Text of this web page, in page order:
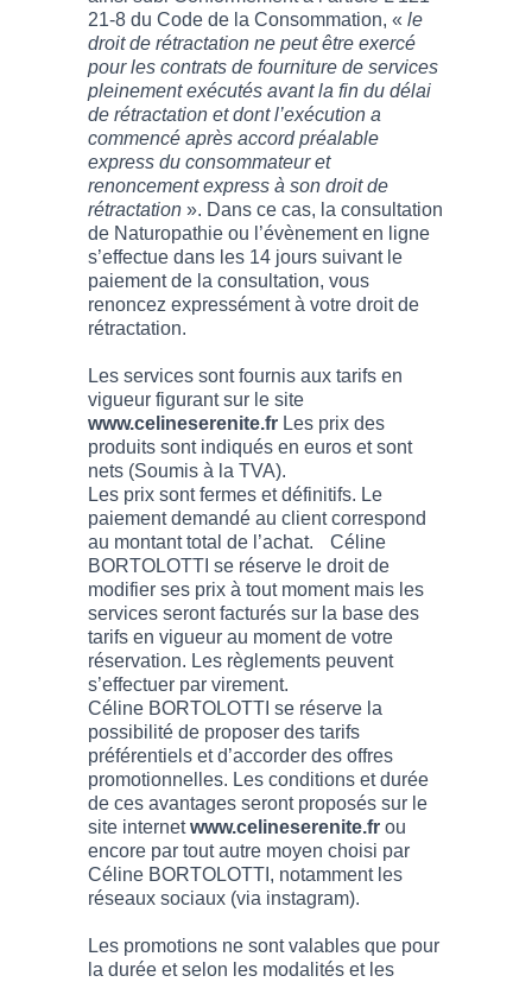
21-8 du Code de la Consommation, «le
droit de rétractation ne peut être exercé
pour les contrats de fourniture de services
pleinement exécutés avant la fin du délai
de rétractation et dont l’exécution a
commencé après accord préalable
express du consommateur et
renoncement express à son droit de
rétractation». Dans ce cas, la consultation
de Naturopathie ou l’évènement en ligne
s’effectue dans les 14 jours suivant le
paiement de la consultation, vous
renoncez expressément à votre droit de
rétractation.
Les services sont fournis aux tarifs en
vigueur figurant sur le site
www.celineserenite.fr Les prix des
produits sont indiqués en euros et sont
nets (Soumis à la TVA).
Les prix sont fermes et définitifs. Le
paiement demandé au client correspond
au montant total de l’achat. Céline
BORTOLOTTI se réserve le droit de
modifier ses prix à tout moment mais les
services seront facturés sur la base des
tarifs en vigueur au moment de votre
réservation. Les règlements peuvent
s’effectuer par virement.
Céline BORTOLOTTI se réserve la
possibilité de proposer des tarifs
préférentiels et d’accorder des offres
promotionnelles. Les conditions et durée
de ces avantages seront proposés sur le
site internetwww.celineserenite.fr ou
encore par tout autre moyen choisi par
Céline BORTOLOTTI, notamment les
réseaux sociaux (via instagram).
Les promotions ne sont valables que pour
la durée et selon les modalités et les